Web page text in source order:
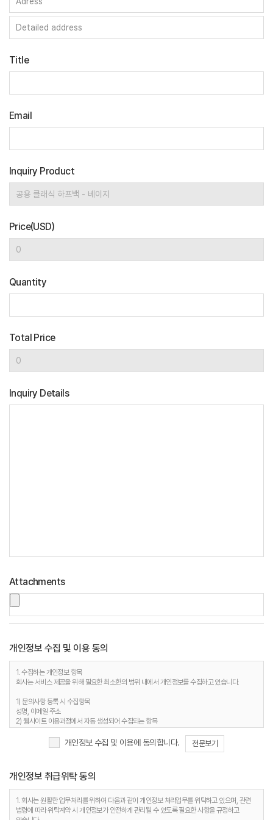
Title
Email
Inquiry Product
Price(USD)
Quantity
Total Price
Inquiry Details
Attachments
개인정보 수집 및 이용 동의
1. 수집하는 개인정보 항목
회사는 서비스 제공을 위해 필요한 최소한의 범위 내에서 개인정보를 수집하고 있습니다.
1) 문의사항 등록 시 수집항목
성명, 이메일 주소
2) 웹사이트 이용과정에서 자동 생성되어 수집되는 항목
2. 개인정보 수집 목적
1) 문의사항 등록 시 수집항목
사용자 식별, 사용자 문의 대응, 제안·불만·AS처리 등의 민원처리, 공지사항 전달
2) 웹사이트 이용과정에서 자동 생성되어 수집되는 항목
접속빈도 파악 및 서비스 이용 통계 수집 등 사용자 서비스 이용 분석을 통한 안정적 서비스 운영
개인정보 수집 및 이용에 동의합니다. 전문보기
개인정보 취급위탁 동의
1. 회사는 원활한 업무처리를 위하여 다음과 같이 개인정보 처리업무를 위탁하고 있으며, 관련
법령에 따라 위탁계약 시 개인정보가 안전하게 관리될 수 있도록 필요한 사항을 규정하고